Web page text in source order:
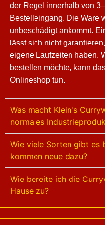
der Regel innerhalb von
Bestelleingang. Die Ware
unbeschädigt ankommt.
lässt sich nicht
eigene Laufzeiten haben.
bestellen möchte, kann
Onlineshop tun.
Was macht Klein's
normales
Wie viele Sorten gibt es
kommen neue dazu?
Wie bereite ich die
Hause zu?